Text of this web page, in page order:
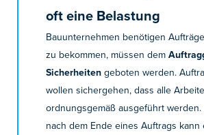
oft eine Belastung
Bauunternehmen benötigen
zu bekommen, müssen dem
Sicherheiten geboten werden.
wollen sichergehen, dass alle
ordnungsgemäß ausgeführt
nach dem Ende eines Auftrags kann